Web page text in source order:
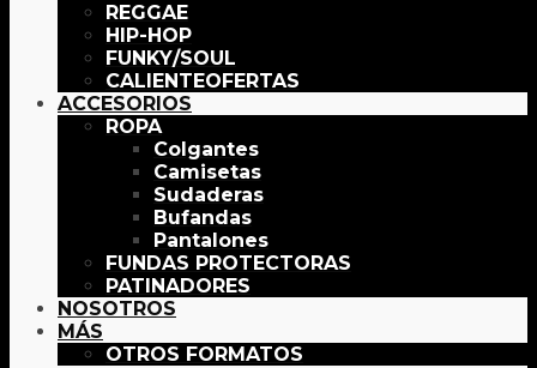
REGGAE
HIP-HOP
FUNKY/SOUL
OFERTAS
ACCESORIOS
ROPA
Colgantes
Camisetas
Sudaderas
Bufandas
Pantalones
FUNDAS PROTECTORAS
PATINADORES
NOSOTROS
MÁS
OTROS FORMATOS